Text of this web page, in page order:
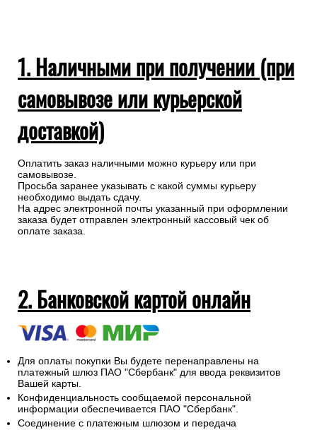
1. Наличными при получении (при
самовывозе или курьерской
доставкой)
Оплатить заказ наличными можно курьеру или при
самовывозе.
Просьба заранее указывать с какой суммы курьеру
необходимо выдать сдачу.
На адрес электронной почты указанный при оформлении
заказа будет отправлен электронный кассовый чек об
оплате заказа.
2. Банковской картой онлайн
Для оплаты покупки Вы будете перенаправлены на
платежный шлюз ПАО "Сбербанк" для ввода реквизитов
Вашей карты.
Конфиденциальность сообщаемой персональной
информации обеспечивается ПАО "Сбербанк".
Соединение с платежным шлюзом и передача